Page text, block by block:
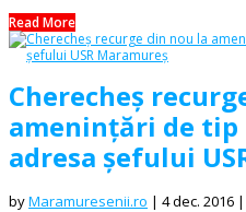
Read More
Cherecheș
amenințări de tip
adresa șefului
byMaramuresenii.ro | 4 dec. 2016 |